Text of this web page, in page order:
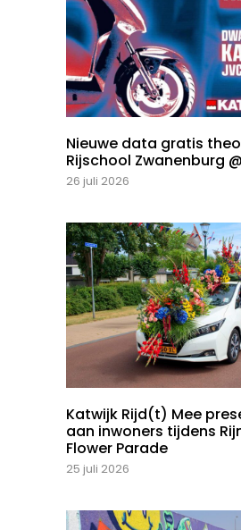
Nieuwe data gratis
Rijschool Zwanenburg
26 juli 2026
Katwijk Rijd(t) Mee
aan inwoners tijdens
Flower Parade
25 juli 2026